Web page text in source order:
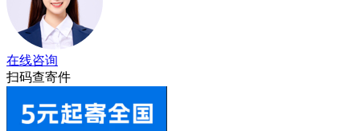
在线咨询
扫码查寄件